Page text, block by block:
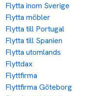
Flytta inom Sverige
Flytta möbler
Flytta till Portugal
Flytta till Spanien
Flytta utomlands
Flyttdax
Flyttfirma
Flyttfirma Göteborg